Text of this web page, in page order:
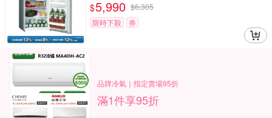
$5,990 $6,305
限時下殺
券
品牌冷氣｜指定賣場95折
滿1件享95折